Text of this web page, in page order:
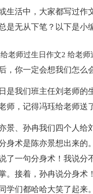
生活中，大家都写过作
是无从下笔？以下是小
，你一定会想我们怎么
是我们班主任刘老师
师，记得冯珏给老师送
景、孙冉我们四个人给
身术是陈亦景想出来的
了一句分身术！我说
。接着，孙冉说分身术
们都哈哈大笑了起来
给老师过生日作文2 给老师